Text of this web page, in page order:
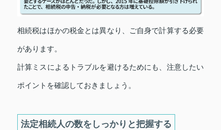
相続税はほかの税金とは異なり、ご自身で計算する必要
があります。
計算ミスによるトラブルを避けるためにも、注意したい
ポイントを確認しておきましょう。
法定相続人の数をしっかりと把握する